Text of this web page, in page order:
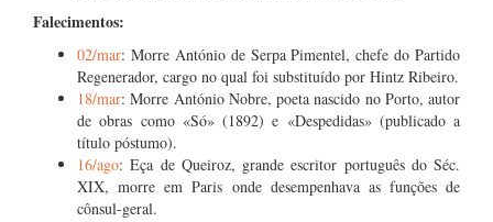
Falecimentos:
02/mar: Morre António de Serpa Pimentel, chefe do Partido
Regenerador, cargo no qual foi substituído por Hintz Ribeiro.
18/mar: Morre António Nobre, poeta nascido no Porto, autor
de obras como «Só» (1892) e «Despedidas» (publicado a
título póstumo).
16/ago: Eça de Queiroz, grande escritor português do Séc.
XIX, morre em Paris onde desempenhava as funções de
cônsul-geral.